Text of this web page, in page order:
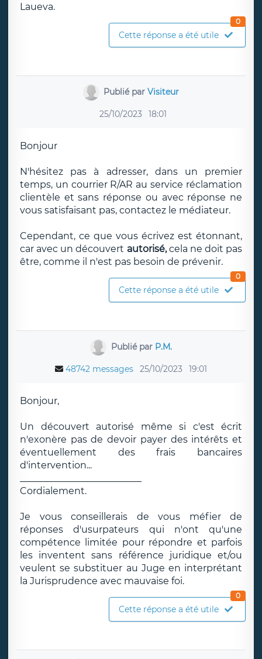
Laueva.
Cette réponse a été utile
0
Publié parVisiteur
25/10/2023 18:01
Bonjour
N'hésitez pas à adresser, dans un premier
temps, un courrier R/AR au service réclamation
clientèle et sans réponse ou avec réponse ne
vous satisfaisant pas, contactez le médiateur.
Cependant, ce que vous écrivez est étonnant,
car avec un découvert autorisé,cela ne doit pas
être, comme il n'est pas besoin de prévenir.
Cette réponse a été utile
0
Publié par P.M.
48742 messages 25/10/2023 19:01
Bonjour,
Un découvert autorisé même si c'est écrit
n'exonère pas de devoir payer des intérêts et
éventuellement des frais bancaires
d'intervention...
Cordialement.
Je vous conseillerais de vous méfier de
réponses d'usurpateurs qui n'ont qu'une
compétence limitée pour répondre et parfois
les inventent sans référence juridique et/ou
veulent se substituer au Juge en interprétant
la Jurisprudence avec mauvaise foi.
Cette réponse a été utile
0